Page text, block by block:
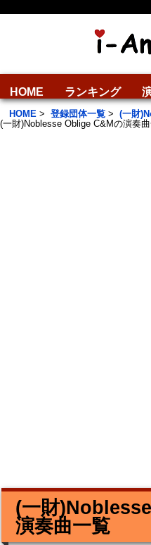
HOME ランキング
HOME > 登録団体一覧 > (一財
(一財)Noblesse Oblige C&Mの演奏
(一財
演奏曲一覧